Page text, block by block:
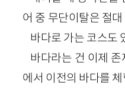
어 중 무단이탈은 절
바다로 가는 코스도
바다라는 건 이제
에서 이전의 바다를